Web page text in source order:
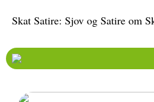
Skat Satire: Sjov og Satire om